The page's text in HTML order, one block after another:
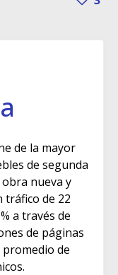
de la mayor
de segunda
nueva y
tráfico de 22
a través de
de páginas
promedio de